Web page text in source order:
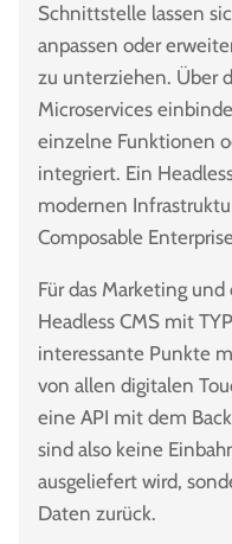
Schnittstelle lassen
anpassen oder
zu unterziehen. Über
Microservices
einzelne Funktionen
integriert. Ein
modernen
Composable
Für das Marketing
Headless CMS mit
interessante Punkte
von allen digitalen
eine API mit dem
sind also keine
ausgeliefert wird,
Daten zurück.